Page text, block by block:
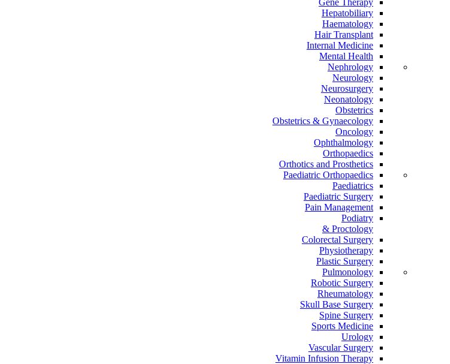
Hepatobiliary
Haematology
Hair Transplant
Internal Medicine
Mental Health
Nephrology
Neurology
Neurosurgery
Neonatology
Obstetrics
Obstetrics & Gynaecology
Oncology
Ophthalmology
Orthopaedics
Orthotics and Prosthetics
Paediatric Orthopaedics
Paediatrics
Paediatric Surgery
Pain Management
Podiatry
Proctology &
Colorectal Surgery
Physiotherapy
Plastic Surgery
Pulmonology
Robotic Surgery
Rheumatology
Skull Base Surgery
Spine Surgery
Sports Medicine
Urology
Vascular Surgery
Vitamin Infusion Therapy